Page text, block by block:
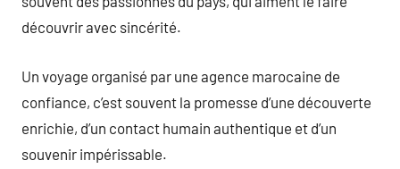
découvrir avec sincérité.
Un voyage organisé par une agence marocaine de
confiance, c’est souvent la promesse d’une découverte
enrichie, d’un contact humain authentique et d’un
souvenir impérissable.